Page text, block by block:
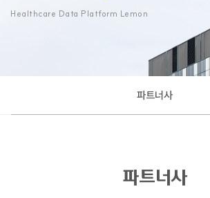
Healthcare Data Platform Lemon
파트너사
파트너사